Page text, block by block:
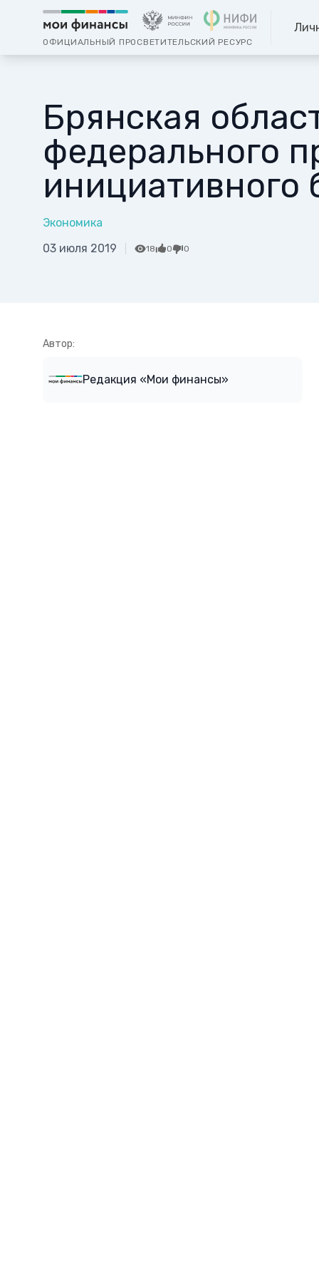
ОФИЦИАЛЬНЫЙ ПРОСВЕТИТЕЛЬСКИЙ РЕСУРС
Брянская
федерального
Экономика
03 июля 2019
18 0 0
Автор:
Редакция «Мои финансы»